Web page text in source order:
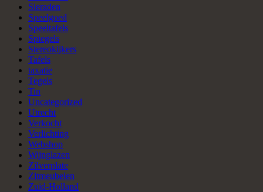
Sieraden
Speelgoed
Speeltafels
Spiegels
Stereokijkers
Tafels
taxatie
Tegels
Tin
Uncategorized
Utrecht
Verkocht
Verlichting
Webshop
Wijnglazen
Zilverplate
Zitmeubelen
Zuid-Holland